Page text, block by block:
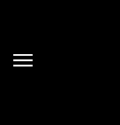
contenido